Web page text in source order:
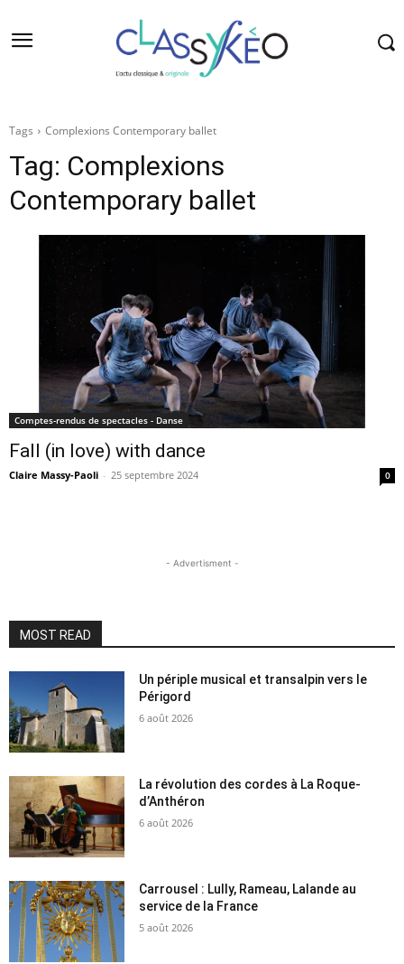
Tags Complexions Contemporary ballet
Tag: Complexions
Contemporary ballet
Comptes-rendus de spectacles - Danse
Fall (in love) with dance
Claire Massy-Paoli - 25 septembre 2024 0
- Advertisment -
MOST READ
Un périple musical et transalpin vers le
Périgord
6 août 2026
La révolution des cordes à La Roque-
d’Anthéron
6 août 2026
Carrousel : Lully, Rameau, Lalande au
service de la France
5 août 2026